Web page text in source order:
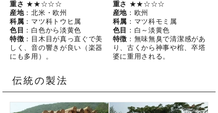
重さ ★★☆☆☆
産地：北米・欧州
科属 ：マツ科トウヒ属
色目 ：白色から淡黄色
特徴 ：目木目が真っ直ぐで美
しく、音の響きが良い（楽器
にも多用）。
重さ ★★☆☆☆
産地：欧州
科属 ：マツ科モミ属
色目
：白～淡黄色
特徴 ：無味無臭で清潔感があ
り、古くから神事や棺、卒塔
婆に重用される。
伝統の製法